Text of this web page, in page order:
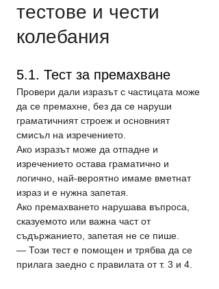
тестове и чести
колебания
5.1. Тест за премахване
Провери дали изразът с частицата може
да се премахне, без да се наруши
граматичният строеж и основният
смисъл на изречението.
Ако изразът може да отпадне и
изречението остава граматично и
логично, най-вероятно имаме вметнат
израз и е нужна запетая.
Ако премахването нарушава въпроса,
сказуемото или важна част от
съдържанието, запетая не се пише.
— Този тест е помощен и трябва да се
прилага заедно с правилата от т. 3 и 4.